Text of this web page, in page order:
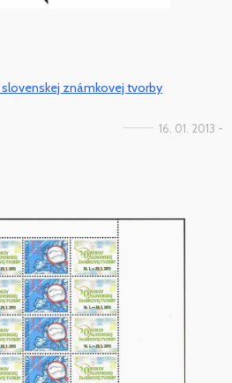
známkovej tvorby
16. 01. 2013 -